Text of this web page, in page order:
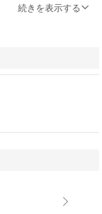
り、バラにしてお風呂
す。
てもデリケートです
承ください。
続きを表示する